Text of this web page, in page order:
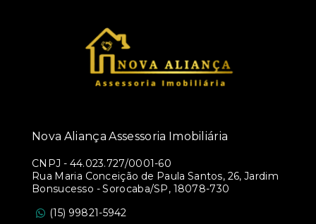
Nova Aliança Assessoria Imobiliária
CNPJ - 44.023.727/0001-60
Rua Maria Conceição de Paula Santos, 26, Jardim
Bonsucesso - Sorocaba/SP, 18078-730
(15) 99821-5942